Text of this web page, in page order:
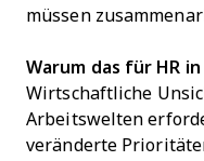
müssen
Warum das für HR
Wirtschaftliche
Arbeitswelten
veränderte